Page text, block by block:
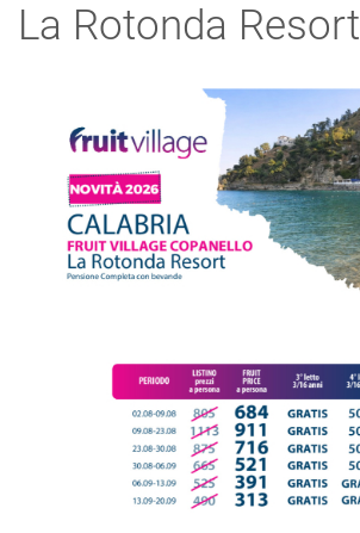
La Rotonda Resort